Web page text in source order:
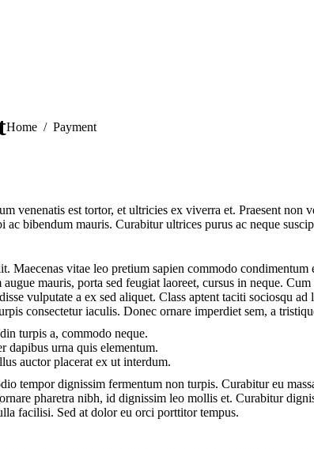
You are here:
Home Payment
venenatis est tortor, et ultricies ex viverra et. Praesent non
bibendum mauris. Curabitur ultrices purus ac neque
Maecenas vitae leo pretium sapien commodo
mauris, porta sed feugiat laoreet, cursus in neque.
vulputate a ex sed aliquet. Class aptent taciti sociosqu
consectetur iaculis. Donec ornare imperdiet sem, a
turpis a, commodo neque.
dapibus urna quis elementum.
auctor placerat ex ut interdum.
tempor dignissim fermentum non turpis. Curabitur eu
pharetra nibh, id dignissim leo mollis et. Curabitur
facilisi. Sed at dolor eu orci porttitor tempus.